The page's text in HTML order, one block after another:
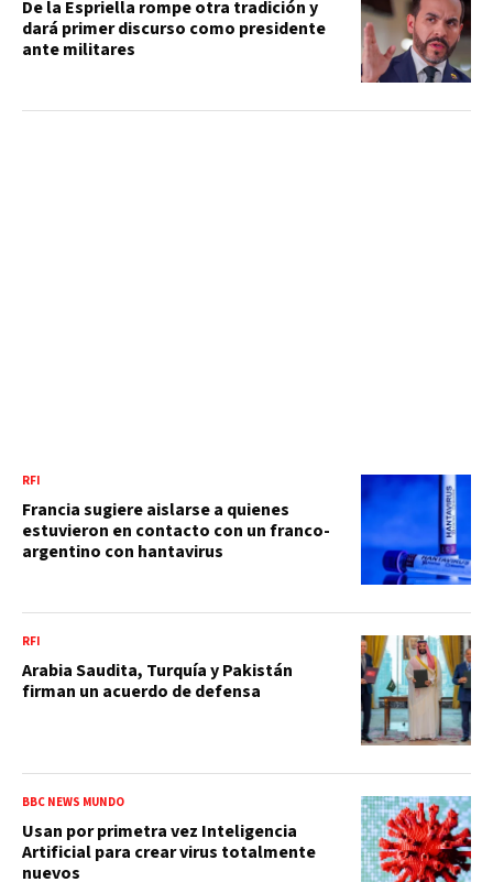
De la Espriella rompe otra tradición y
dará primer discurso como presidente
ante militares
RFI
Francia sugiere aislarse a quienes
estuvieron en contacto con un franco-
argentino con hantavirus
RFI
Arabia Saudita, Turquía y Pakistán
firman un acuerdo de defensa
BBC NEWS MUNDO
Usan por primetra vez Inteligencia
Artificial para crear virus totalmente
nuevos